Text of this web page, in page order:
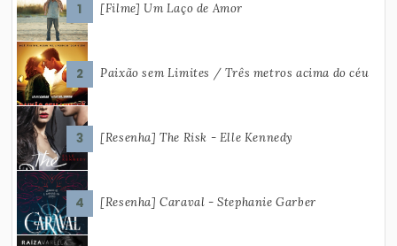
[Filme] Um Laço de Amor
Paixão sem Limites / Três metros acima do céu
[Resenha] The Risk - Elle Kennedy
[Resenha] Caraval - Stephanie Garber